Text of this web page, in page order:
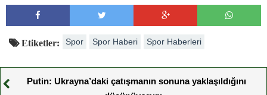
Etiketler: Spor Spor Haberi Spor Haberleri
Putin: Ukrayna’daki çatışmanın sonuna yaklaşıldığını